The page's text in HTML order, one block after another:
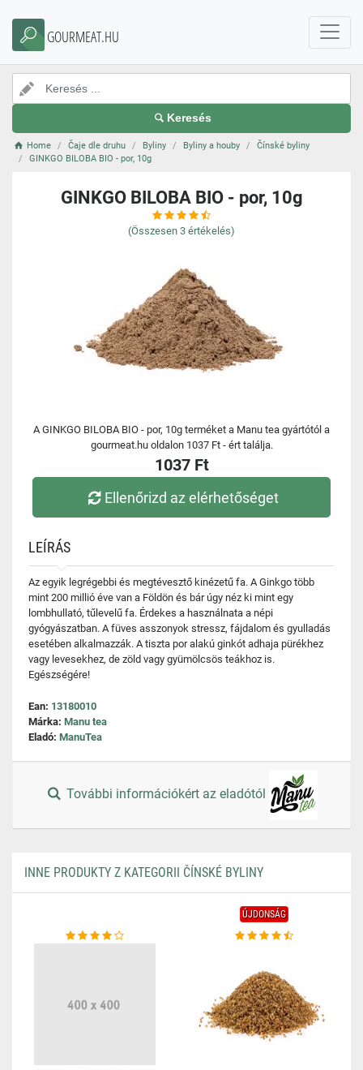
GOURMEAT.HU
Keresés
Home Čaje dle druhu Byliny Byliny a houby
Čínské byliny
GINKGO BILOBA BIO - por, 10g
GINKGO BILOBA BIO - por, 10g
(Összesen 3 értékelés)
A GINKGO BILOBA BIO - por, 10g terméket a Manu tea gyártótól a
gourmeat.hu oldalon 1037 Ft - ért találja.
1037 Ft
Ellenőrizd az elérhetőséget
LEÍRÁS
Az egyik legrégebbi és megtévesztő kinézetű fa. A Ginkgo több
mint 200 millió éve van a Földön és bár úgy néz ki mint egy
lombhullató, tűlevelű fa. Érdekes a használnata a népi
gyógyászatban. A füves asszonyok stressz, fájdalom és gyulladás
esetében alkalmazzák. A tiszta por alakú ginkót adhaja pürékhez
vagy levesekhez, de zöld vagy gyümölcsös teákhoz is.
Egészségére!
Ean: 13180010
Márka: Manu tea
Eladó: ManuTea
További információkért az eladótól
INNE PRODUKTY Z KATEGORII ČÍNSKÉ BYLINY
ÚJDONSÁG